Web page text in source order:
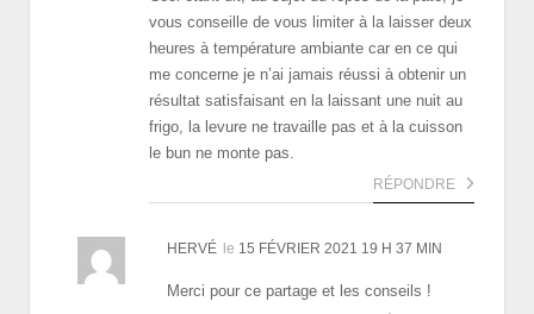
vous conseille de vous limiter à la laisser deux
heures à température ambiante car en ce qui
me concerne je n’ai jamais réussi à obtenir un
résultat satisfaisant en la laissant une nuit au
frigo, la levure ne travaille pas et à la cuisson
le bun ne monte pas.
RÉPONDRE
HERVÉ le 15 FÉVRIER 2021 19 H 37 MIN
Merci pour ce partage et les conseils !